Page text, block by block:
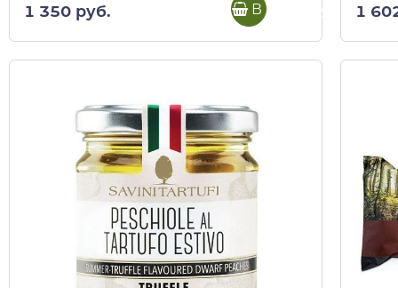
1 350 руб. В корзину 1